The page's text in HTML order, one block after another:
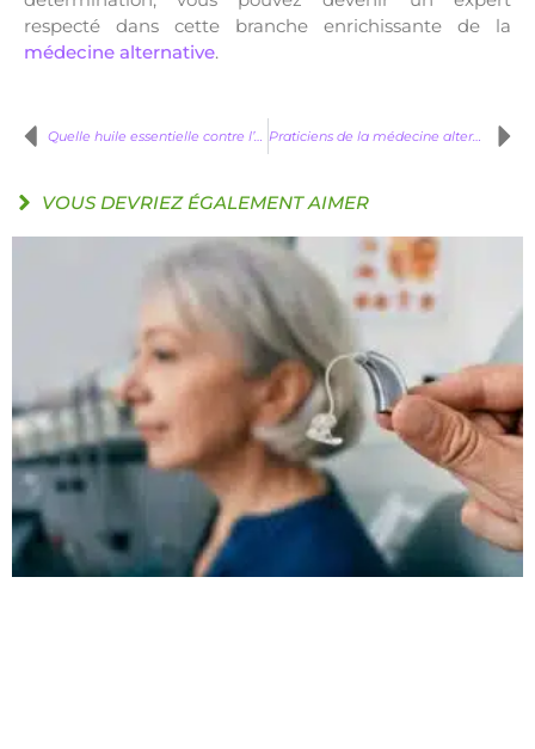
respecté dans cette branche enrichissante de la
médecine alternative.
Quelle huile essentielle contre l’œdème ? Praticiens de la médecine alternative : qui sont-ils ?
VOUS DEVRIEZ ÉGALEMENT AIMER